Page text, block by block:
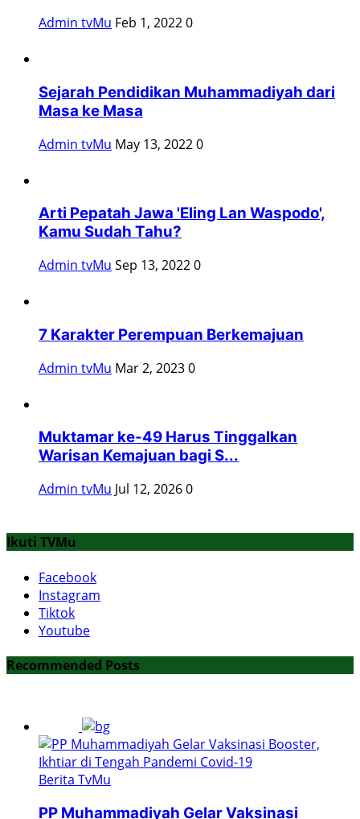
Admin tvMu Feb 1, 20220
Sejarah Pendidikan Muhammadiyah dari
Masa ke Masa
Admin tvMu May 13, 20220
Arti Pepatah Jawa 'Eling Lan Waspodo',
Kamu Sudah Tahu?
Admin tvMu Sep 13, 20220
7 Karakter Perempuan Berkemajuan
Admin tvMu Mar 2, 20230
Muktamar ke-49 Harus Tinggalkan
Warisan Kemajuan bagi S...
Admin tvMu Jul 12, 20260
Ikuti TVMu
Facebook
Instagram
Tiktok
Youtube
Recommended Posts
Berita TvMu
PP Muhammadiyah Gelar Vaksinasi